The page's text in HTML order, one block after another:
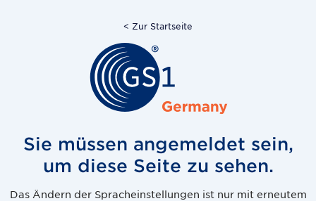
< Zur Startseite
Sie müssen angemeldet sein,
um diese Seite zu sehen.
Das Ändern der Spracheinstellungen ist nur mit erneutem